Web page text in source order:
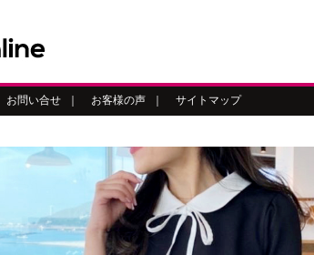
お問い合せ お客様の声 サイトマップ